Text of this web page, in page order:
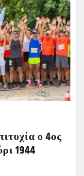
ο 4ος
1944